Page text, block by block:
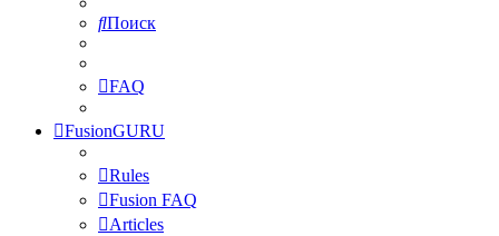
Поиск
FAQ
FusionGURU
Rules
Fusion FAQ
Articles